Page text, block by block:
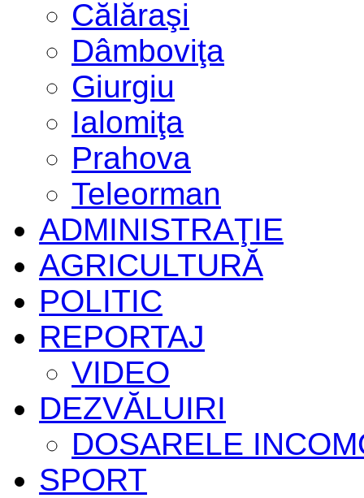
Călăraşi
Dâmboviţa
Giurgiu
Ialomiţa
Prahova
Teleorman
ADMINISTRAŢIE
AGRICULTURĂ
POLITIC
REPORTAJ
VIDEO
DEZVĂLUIRI
DOSARELE
SPORT